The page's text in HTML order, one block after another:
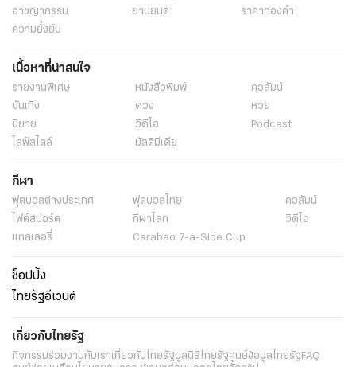
อาชญากรรม
ยานยนต์
ราคาทองคำ
ความยั่งยืน
เนื้อหาที่น่าสนใจ
รายงานพิเศษ หนังสือพิมพ์
คอลัมน์
บันเทิง
ดวง
หวย
นิยาย
วิดีโอ
Podcast
ไลฟ์สไตล์
มัลติมีเดีย
กีฬา
ฟุตบอลต่่างประเทศ ฟุตบอลไทย
คอลัมน์
ไฟต์สปอร์ต
กีฬาโลก
วิดีโอ
แกลเลอรี่
Carabao 7-a-Side Cup
ช็อปปิ้ง
ไทยรัฐอีเวนต์
เกี่ยวกับไทยรัฐ
กิจกรรมร่วมงานกับเราเกี่ยวกับไทยรัฐมูลนิธิไทยรัฐศูนย์ข้อมูลไทยรัฐFAQ